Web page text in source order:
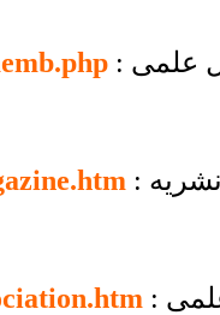
علمی